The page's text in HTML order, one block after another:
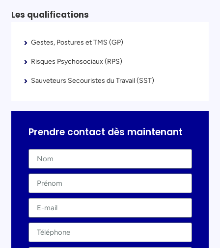
Les qualifications
Gestes, Postures et TMS (GP)
Risques Psychosociaux (RPS)
Sauveteurs Secouristes du Travail (SST)
Prendre contact dès maintenant